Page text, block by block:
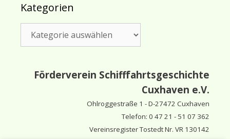
Kategorien
Förderverein Schifffahrtsgeschichte
Cuxhaven e.V.
Ohlroggestraße 1 - D-27472 Cuxhaven
Telefon: 0 47 21 - 51 07 362
Vereinsregister Tostedt Nr. VR 130142